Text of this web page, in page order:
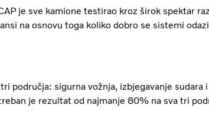
je sve kamione testirao kroz širok spektar
na osnovu toga koliko dobro se sistemi
područja: sigurna vožnja, izbjegavanje sudara
je rezultat od najmanje 80% na sva tri